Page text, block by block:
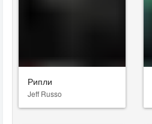
Рипли
Jeff Russo